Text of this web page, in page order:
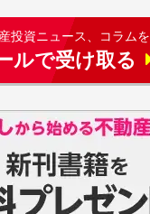
投資ニュース、コラムを
ルで受け取る